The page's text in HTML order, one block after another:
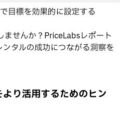
目標を効果的に設定する
せんか？PriceLabsレポート
タルの成功につながる洞察を
り活用するためのヒン